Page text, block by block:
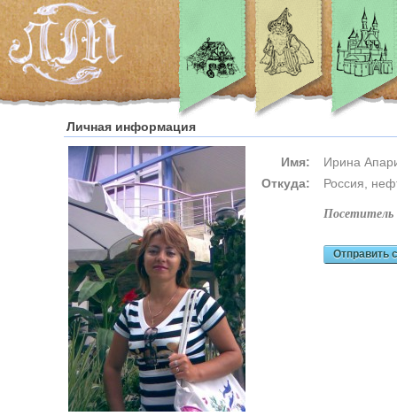
Личная информация
Имя:
Ирина
Откуда:
Россия,
посетитель
Отправить